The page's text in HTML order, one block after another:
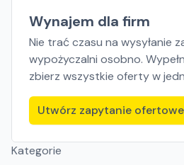
Wynajem dla firm
Nie trać czasu na wysyłanie
wypożyczalni osobno.
zbierz wszystkie oferty w
Utwórz zapytanie ofertowe
Kategorie